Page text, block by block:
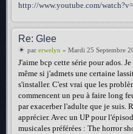
http://www.youtube.com/
Re: Glee
par erwelyn » Mardi 25 Septembre
J'aime bcp cette série pour ados.
même si j'admets une certaine
s'installer. C'est vrai que les
commencent un peu à faire long
par exacerber l'adulte que je suis.
apprécier. Avec un UP pour
musicales préférées : The horror